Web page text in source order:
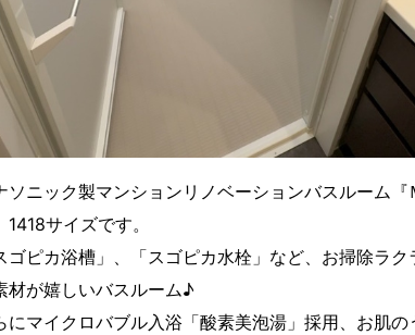
ソニック製マンションリノベーションバスルーム『
1418サイズです。
ゴピカ浴槽」、「スゴピカ水栓」など、お掃除ラク
材が嬉しいバスルーム♪
にマイクロバブル入浴「酸素美泡湯」採用、お肌の